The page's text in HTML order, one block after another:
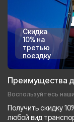
Скидка
10% на
третью
поездку
Преимущества
Воспользуйтесь
Получить скидку
любой вид